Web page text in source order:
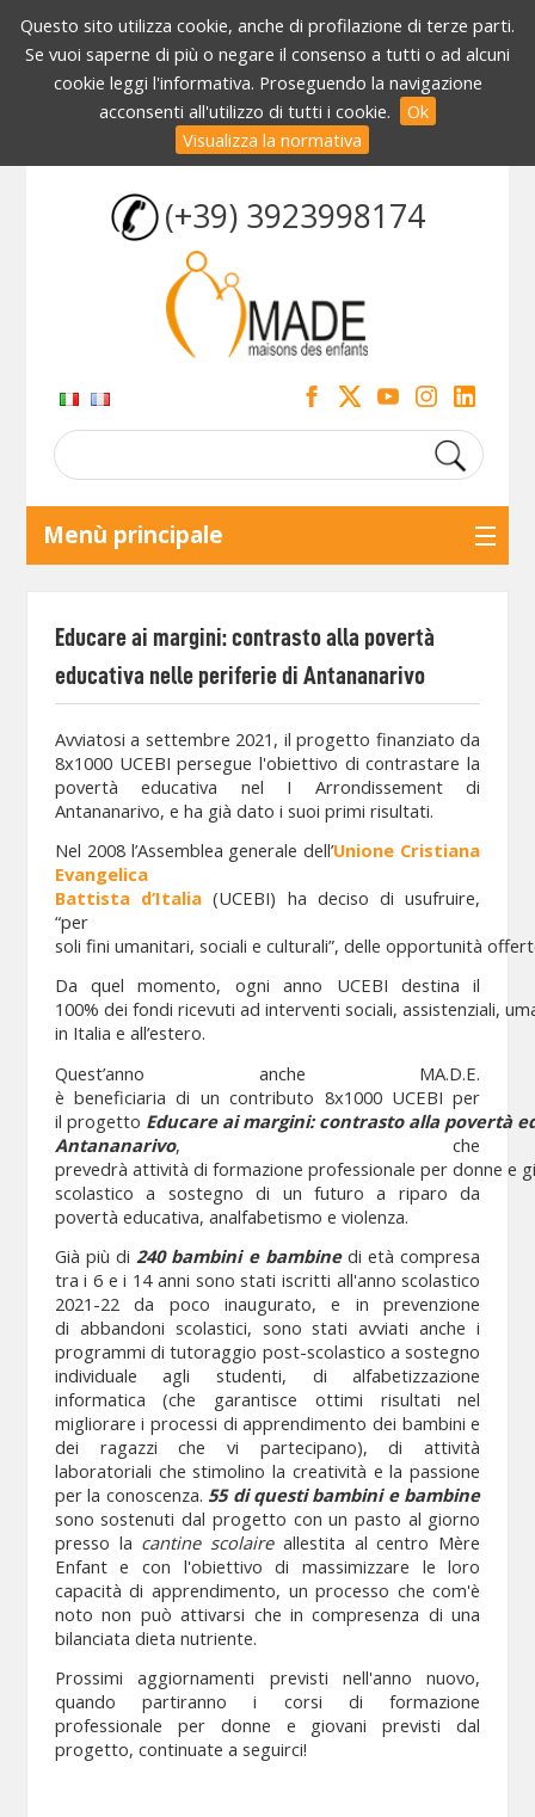
Questo sito utilizza cookie, anche di profilazione di terze parti.
Se vuoi saperne di più o negare il consenso a tutti o ad alcuni
cookie leggi l'informativa. Proseguendo la navigazione
acconsenti all'utilizzo di tutti i cookie.
Ok
Visualizza la normativa
(+39) 3923998174
Menù principale
Educare ai margini: contrasto alla povertà
educativa nelle periferie di Antananarivo
Avviatosi a settembre 2021, il progetto finanziato da
8x1000 UCEBI persegue l'obiettivo di contrastare la
povertà educativa nel I Arrondissement di
Antananarivo, e ha già dato i suoi primi risultati.
Nel 2008 l’Assemblea generale dell’Unione Cristiana
Evangelica
Battista d’Italia (UCEBI) ha deciso di usufruire,
“per
soli fini umanitari, sociali e culturali”, delle opportunità
Da quel momento, ogni anno UCEBI destina il
100% dei fondi ricevuti ad interventi sociali, assistenziali,
in Italia e all’estero.
Quest’anno anche MA.D.E.
è beneficiaria di un contributo 8x1000 UCEBI per
il progetto Educare ai margini: contrasto alla povertà
Antananarivo, che
prevedrà attività di formazione professionale per donne e
scolastico a sostegno di un futuro a riparo da
povertà educativa, analfabetismo e violenza.
Già più di240 bambini e bambinedi età compresa
tra i 6 e i 14 anni sono stati iscritti all'anno scolastico
2021-22 da poco inaugurato, e in prevenzione
di abbandoni scolastici, sono stati avviati anche i
programmi di tutoraggio post-scolastico a sostegno
individuale agli studenti, di alfabetizzazione
informatica (che garantisce ottimi risultati nel
migliorare i processi di apprendimento dei bambini e
dei ragazzi che vi partecipano), di attività
laboratoriali che stimolino la creatività e la passione
per la conoscenza. 55 di questi bambini e bambine
sono sostenuti dal progetto con un pasto al giorno
presso la cantine scolaireallestita al centro Mère
Enfant e con l'obiettivo di massimizzare le loro
capacità di apprendimento, un processo che com'è
noto non può attivarsi che in compresenza di una
bilanciata dieta nutriente.
Prossimi aggiornamenti previsti nell'anno nuovo,
quando partiranno i corsi di formazione
professionale per donne e giovani previsti dal
progetto, continuate a seguirci!